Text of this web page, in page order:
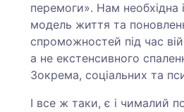
перемоги». Нам необхідна
модель життя та
спроможностей під час
а не екстенсивного
Зокрема, соціальних та
І все ж таки, є і чималий